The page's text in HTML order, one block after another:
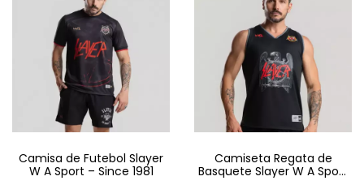
Camisa de Futebol Slayer
W A Sport – Since 1981
Camiseta Regata de
Basquete Slayer W A Sport